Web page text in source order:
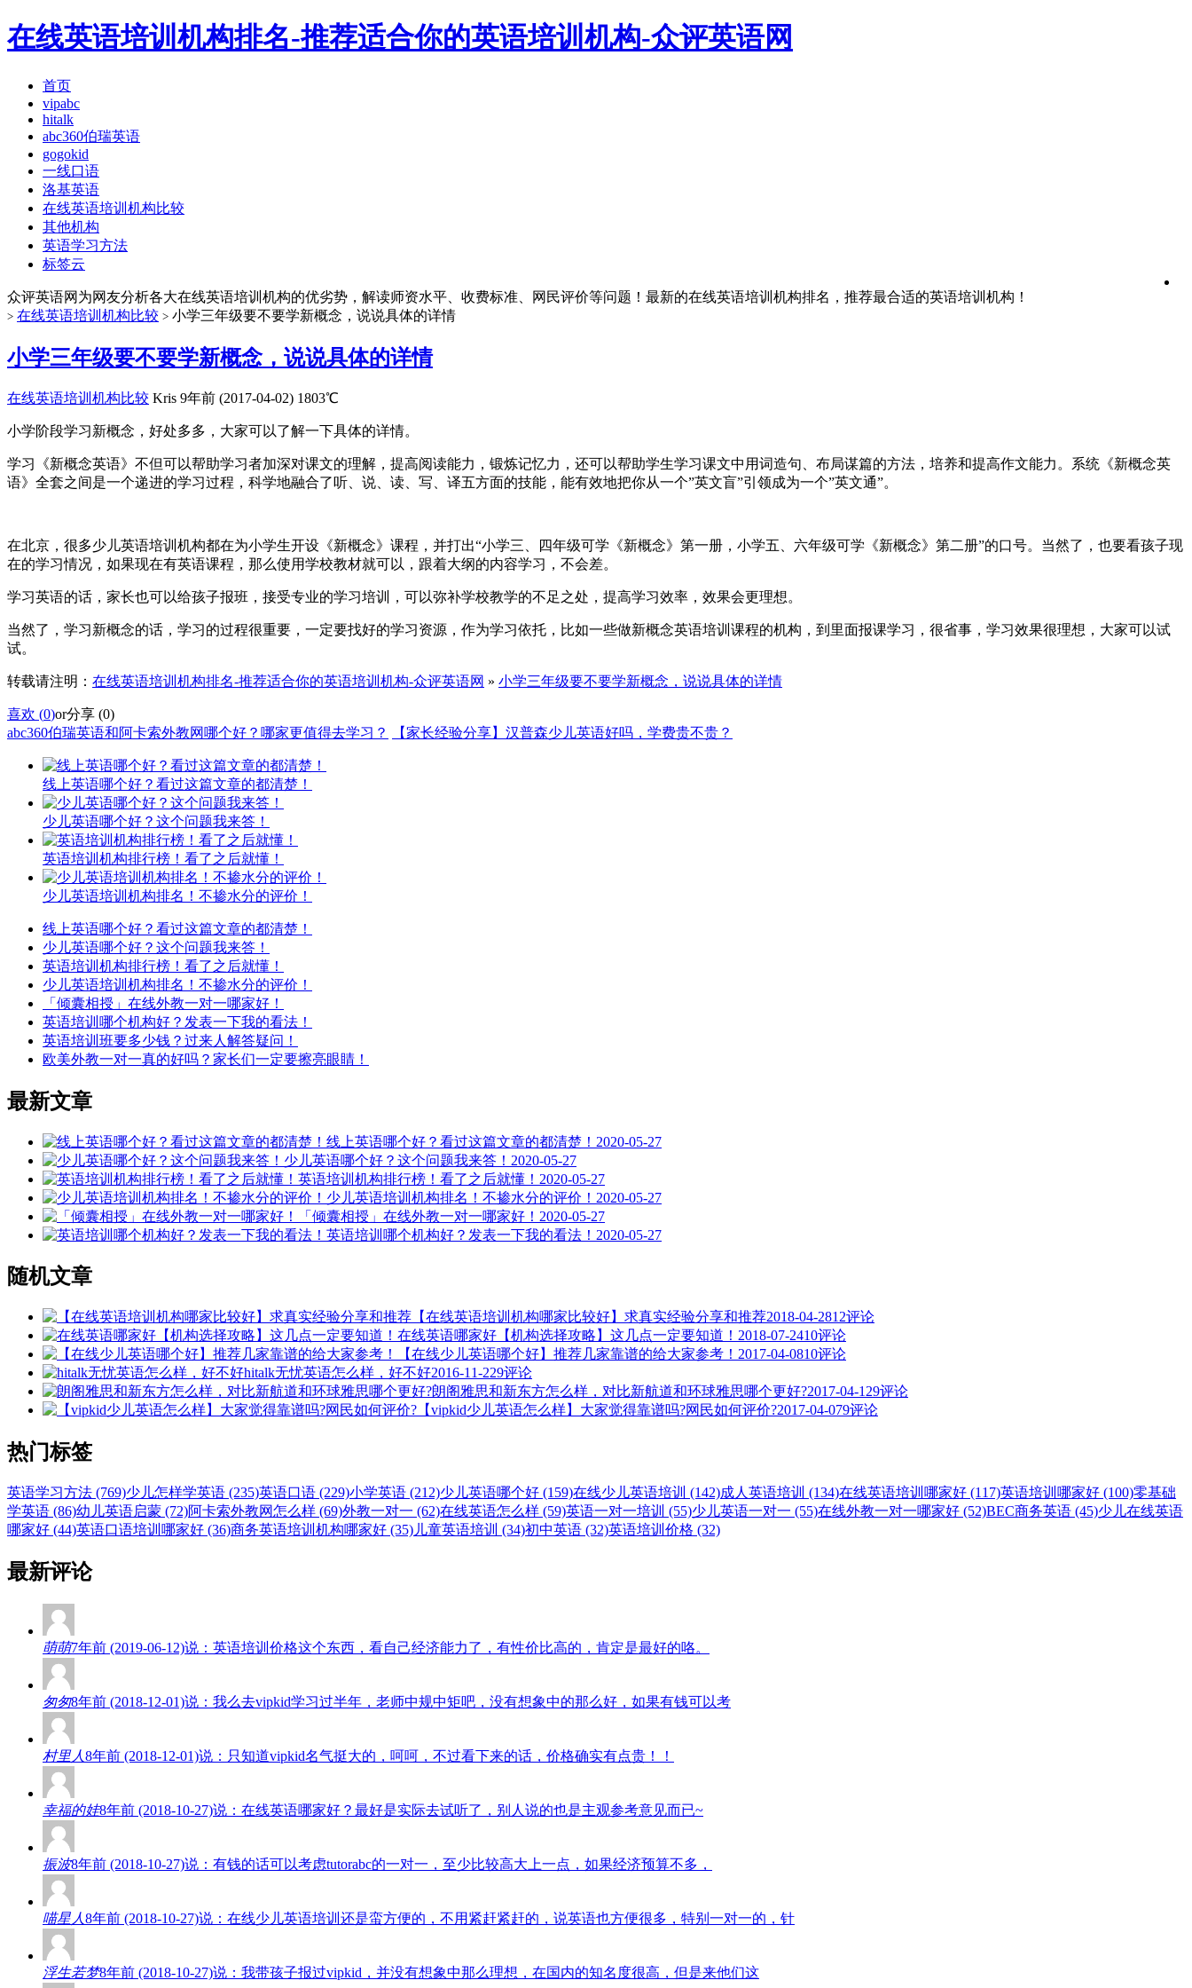
在线英语培训机构排名-推荐适合你的英语培训机构-众评英语网
首页
vipabc
hitalk
abc360伯瑞英语
gogokid
一线口语
洛基英语
在线英语培训机构比较
其他机构
英语学习方法
标签云
众评英语网为网友分析各大在线英语培训机构的优劣势，解读师资水平、收费标准、网民评价等问题！最新的在线英语培训机构排名，推荐最合适的英语培训机构！
> 在线英语培训机构比较 > 小学三年级要不要学新概念，说说具体的详情
小学三年级要不要学新概念，说说具体的详情
在线英语培训机构比较 Kris 9年前 (2017-04-02) 1803℃
小学阶段学习新概念，好处多多，大家可以了解一下具体的详情。
学习《新概念英语》不但可以帮助学习者加深对课文的理解，提高阅读能力，锻炼记忆力，还可以帮助学生学习课文中用词造句、布局谋篇的方法，培养和提高作文能力。系统《新概念英
语》全套之间是一个递进的学习过程，科学地融合了听、说、读、写、译五方面的技能，能有效地把你从一个”英文盲”引领成为一个”英文通”。
在北京，很多少儿英语培训机构都在为小学生开设《新概念》课程，并打出“小学三、四年级可学《新概念》第一册，小学五、六年级可学《新概念》第二册”的口号。当然了，也要看孩子现
在的学习情况，如果现在有英语课程，那么使用学校教材就可以，跟着大纲的内容学习，不会差。
学习英语的话，家长也可以给孩子报班，接受专业的学习培训，可以弥补学校教学的不足之处，提高学习效率，效果会更理想。
当然了，学习新概念的话，学习的过程很重要，一定要找好的学习资源，作为学习依托，比如一些做新概念英语培训课程的机构，到里面报课学习，很省事，学习效果很理想，大家可以试
试。
转载请注明： 在线英语培训机构排名-推荐适合你的英语培训机构-众评英语网 » 小学三年级要不要学新概念，说说具体的详情
喜欢 (0)or分享 (0)
abc360伯瑞英语和阿卡索外教网哪个好？哪家更值得去学习？
【家长经验分享】汉普森少儿英语好吗，学费贵不贵？
线上英语哪个好？看过这篇文章的都清楚！
少儿英语哪个好？这个问题我来答！
英语培训机构排行榜！看了之后就懂！
少儿英语培训机构排名！不掺水分的评价！
线上英语哪个好？看过这篇文章的都清楚！
少儿英语哪个好？这个问题我来答！
英语培训机构排行榜！看了之后就懂！
少儿英语培训机构排名！不掺水分的评价！
「倾囊相授」在线外教一对一哪家好！
英语培训哪个机构好？发表一下我的看法！
英语培训班要多少钱？过来人解答疑问！
欧美外教一对一真的好吗？家长们一定要擦亮眼睛！
最新文章
线上英语哪个好？看过这篇文章的都清楚！ 2020-05-27
少儿英语哪个好？这个问题我来答！ 2020-05-27
英语培训机构排行榜！看了之后就懂！ 2020-05-27
少儿英语培训机构排名！不掺水分的评价！ 2020-05-27
「倾囊相授」在线外教一对一哪家好！ 2020-05-27
英语培训哪个机构好？发表一下我的看法！ 2020-05-27
随机文章
【在线英语培训机构哪家比较好】求真实经验分享和推荐2018-04-2812评论
在线英语哪家好【机构选择攻略】这几点一定要知道！ 2018-07-2410评论
【在线少儿英语哪个好】推荐几家靠谱的给大家参考！ 2017-04-0810评论
hitalk无忧英语怎么样，好不好2016-11-229评论
朗阁雅思和新东方怎么样，对比新航道和环球雅思哪个更好?2017-04-129评论
【vipkid少儿英语怎么样】大家觉得靠谱吗?网民如何评价?2017-04-079评论
热门标签
英语学习方法 (769)少儿怎样学英语 (235)英语口语 (229)小学英语 (212)少儿英语哪个好 (159)在线少儿英语培训 (142)成人英语培训 (134)在线英语培训哪家好 (117)英语培训哪家好 (100)零基础
学英语 (86)幼儿英语启蒙 (72)阿卡索外教网怎么样 (69)外教一对一 (62)在线英语怎么样 (59)英语一对一培训 (55)少儿英语一对一 (55)在线外教一对一哪家好 (52)BEC商务英语 (45)少儿在线英语
哪家好 (44)英语口语培训哪家好 (36)商务英语培训机构哪家好 (35) 儿童英语培训 (34)初中英语 (32)英语培训价格 (32)
最新评论
萌萌7年前 (2019-06-12)说：英语培训价格这个东西，看自己经济能力了，有性价比高的，肯定是最好的咯。
匆匆8年前 (2018-12-01)说：我么去vipkid学习过半年，老师中规中矩吧，没有想象中的那么好，如果有钱可以考
村里人8年前 (2018-12-01)说：只知道vipkid名气挺大的，呵呵，不过看下来的话，价格确实有点贵！！
幸福的娃8年前 (2018-10-27)说：在线英语哪家好？最好是实际去试听了，别人说的也是主观参考意见而已~
振波8年前 (2018-10-27)说：有钱的话可以考虑tutorabc的一对一，至少比较高大上一点，如果经济预算不多，
喵星人8年前 (2018-10-27)说：在线少儿英语培训还是蛮方便的，不用紧赶紧赶的，说英语也方便很多，特别一对一的，针
浮生若梦8年前 (2018-10-27)说：我带孩子报过vipkid，并没有想象中那么理想，在国内的知名度很高，但是来他们这